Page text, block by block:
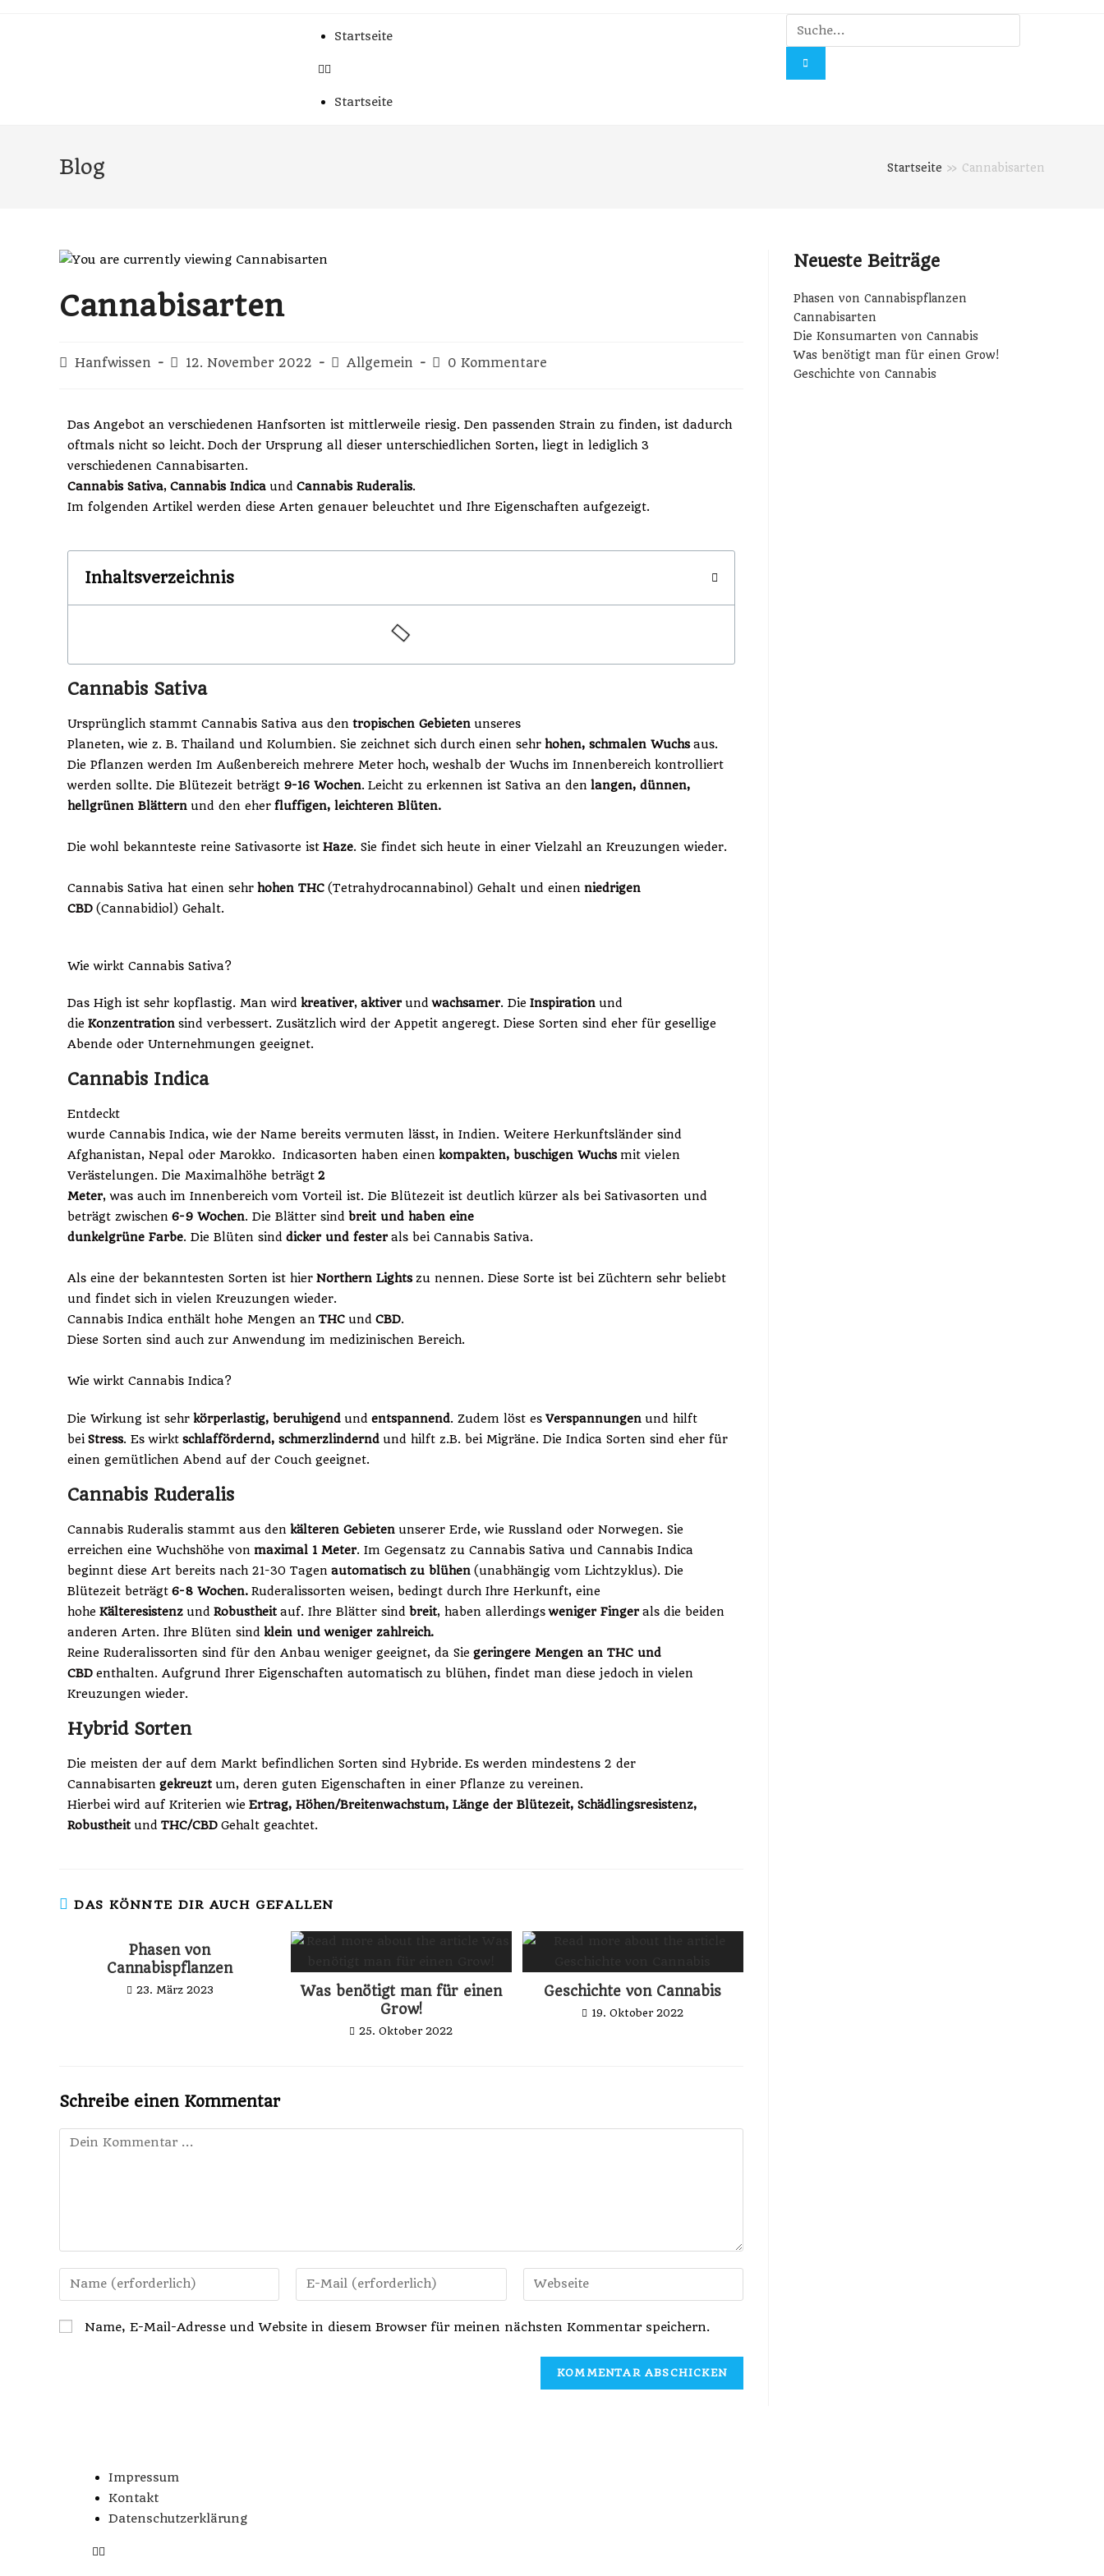
Startseite
Startseite
Blog Startseite » Cannabisarten
Cannabisarten
Hanfwissen 12. November 2022 Allgemein 0 Kommentare
Das Angebot an verschiedenen Hanfsorten ist mittlerweile riesig. Den passenden Strain zu finden, ist dadurch
oftmals nicht so leicht. Doch der Ursprung all dieser unterschiedlichen Sorten, liegt in lediglich 3
verschiedenen Cannabisarten.
Cannabis Sativa, Cannabis Indica und Cannabis Ruderalis.
Im folgenden Artikel werden diese Arten genauer beleuchtet und Ihre Eigenschaften aufgezeigt.
Inhaltsverzeichnis
Cannabis Sativa
Ursprünglich stammt Cannabis Sativa aus den tropischen Gebieten unseres
Planeten, wie z. B. Thailand und Kolumbien. Sie zeichnet sich durch einen sehr hohen, schmalen Wuchsaus.
Die Pflanzen werden Im Außenbereich mehrere Meter hoch, weshalb der Wuchs im Innenbereich kontrolliert
werden sollte. Die Blütezeit beträgt 9-16 Wochen. Leicht zu erkennen ist Sativa an den langen, dünnen,
hellgrünen Blättern und den eher fluffigen, leichteren Blüten.
Die wohl bekannteste reine Sativasorte ist Haze. Sie findet sich heute in einer Vielzahl an Kreuzungen wieder.
Cannabis Sativa hat einen sehr hohen THC (Tetrahydrocannabinol) Gehalt und einen niedrigen
CBD (Cannabidiol) Gehalt.
Wie wirkt Cannabis Sativa?
Das High ist sehr kopflastig. Man wird kreativer, aktiver undwachsamer. Die Inspiration und
die Konzentration sind verbessert. Zusätzlich wird der Appetit angeregt. Diese Sorten sind eher für gesellige
Abende oder Unternehmungen geeignet.
Cannabis Indica
Entdeckt
wurde Cannabis Indica, wie der Name bereits vermuten lässt, in Indien. Weitere Herkunftsländer sind
Afghanistan, Nepal oder Marokko. Indicasorten haben einen kompakten, buschigen Wuchsmit vielen
Verästelungen. Die Maximalhöhe beträgt 2
Meter, was auch im Innenbereich vom Vorteil ist. Die Blütezeit ist deutlich kürzer als bei Sativasorten und
beträgt zwischen 6-9 Wochen. Die Blätter sind breit und haben eine
dunkelgrüne Farbe. Die Blüten sind dicker und fester als bei Cannabis Sativa.
Als eine der bekanntesten Sorten ist hier Northern Lightszu nennen. Diese Sorte ist bei Züchtern sehr beliebt
und findet sich in vielen Kreuzungen wieder.
Cannabis Indica enthält hohe Mengen an THC und CBD.
Diese Sorten sind auch zur Anwendung im medizinischen Bereich.
Wie wirkt Cannabis Indica?
Die Wirkung ist sehr körperlastig, beruhigend und entspannend. Zudem löst es Verspannungen und hilft
bei Stress. Es wirkt schlaffördernd, schmerzlindernd und hilft z.B. bei Migräne. Die Indica Sorten sind eher für
einen gemütlichen Abend auf der Couch geeignet.
Cannabis Ruderalis
Cannabis Ruderalis stammt aus den kälteren Gebieten unserer Erde, wie Russland oder Norwegen. Sie
erreichen eine Wuchshöhe von maximal 1 Meter. Im Gegensatz zu Cannabis Sativa und Cannabis Indica
beginnt diese Art bereits nach 21-30 Tagen automatisch zu blühen (unabhängig vom Lichtzyklus). Die
Blütezeit beträgt 6-8 Wochen. Ruderalissorten weisen, bedingt durch Ihre Herkunft, eine
hohe Kälteresistenz und Robustheit auf. Ihre Blätter sind breit, haben allerdingsweniger Finger als die beiden
anderen Arten. Ihre Blüten sind klein und weniger zahlreich.
Reine Ruderalissorten sind für den Anbau weniger geeignet, da Sie geringere Mengen an THC und
CBD enthalten. Aufgrund Ihrer Eigenschaften automatisch zu blühen, findet man diese jedoch in vielen
Kreuzungen wieder.
Hybrid Sorten
Die meisten der auf dem Markt befindlichen Sorten sind Hybride. Es werden mindestens 2 der
Cannabisarten gekreuzt um, deren guten Eigenschaften in einer Pflanze zu vereinen.
Hierbei wird auf Kriterien wie Ertrag, Höhen/Breitenwachstum, Länge der Blütezeit, Schädlingsresistenz,
Robustheit und THC/CBD Gehalt geachtet.
DAS KÖNNTE DIR AUCH GEFALLEN
Phasen von
Cannabispflanzen
23. März 2023
Was benötigt man für einen
Grow!
25. Oktober 2022
Geschichte von Cannabis
19. Oktober 2022
Schreibe einen Kommentar
Name, E-Mail-Adresse und Website in diesem Browser für meinen nächsten Kommentar speichern.
Neueste Beiträge
Phasen von Cannabispflanzen
Cannabisarten
Die Konsumarten von Cannabis
Was benötigt man für einen Grow!
Geschichte von Cannabis
Impressum
Kontakt
Datenschutzerklärung